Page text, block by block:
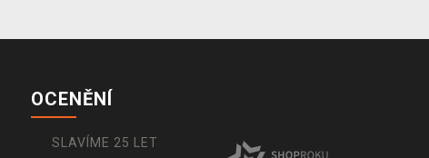
OCENĚNÍ
SLAVÍME 25 LET